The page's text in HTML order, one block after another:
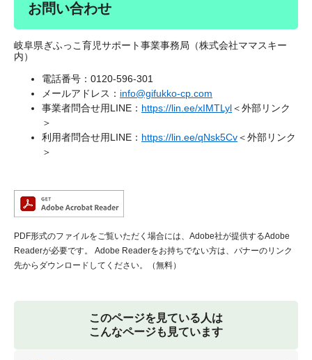
お問い合わせ
岐阜県ぎふっこ育児サポート事業事務局（株式会社ママスキー
内）
電話番号：0120-596-301
メールアドレス： info@gifukko-cp.com
事業者問合せ用LINE： https://lin.ee/xIMTLyl＜外部リンク
＞
利用者問合せ用LINE： https://lin.ee/qNsk5Cv＜外部リンク
＞
PDF形式のファイルをご覧いただく場合には、Adobe社が提供するAdobe
Readerが必要です。
Adobe Readerをお持ちでない方は、バナーのリンク
先からダウンロードしてください。（無料）
このページを見ている人は
こんなページも見ています